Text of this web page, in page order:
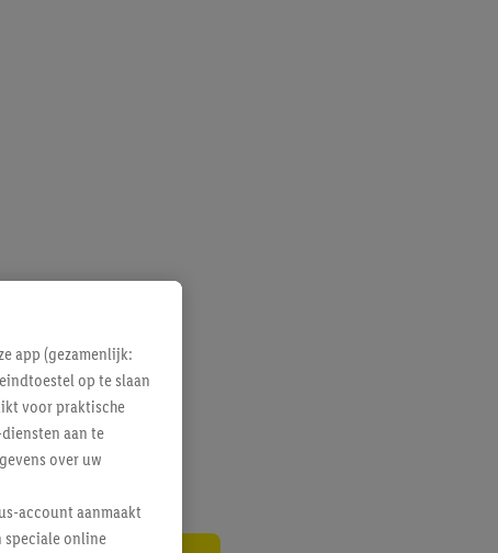
app (gezamenlijk:
op te slaan
voor praktische
aan te
over uw
account aanmaakt
speciale online